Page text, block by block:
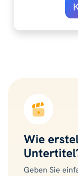
Wie
Geben Sie